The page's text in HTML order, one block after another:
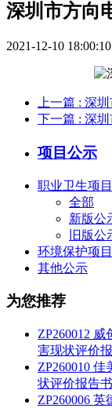
深圳市方向
2021-12-10 18:00:10
上一篇 : 深
下一篇 : 深
项目公示
职业卫生项
全部
新版公
旧版
环境保护项
其他公示
为您推荐
ZP260012
害现状评价
ZP260010
状评价报告书
ZP260006